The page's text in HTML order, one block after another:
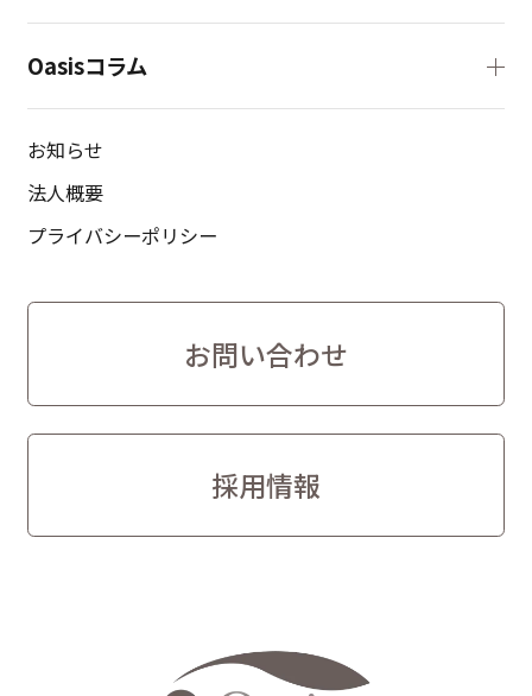
Oasisコラム
お知らせ
法人概要
プライバシーポリシー
お問い合わせ
採用情報